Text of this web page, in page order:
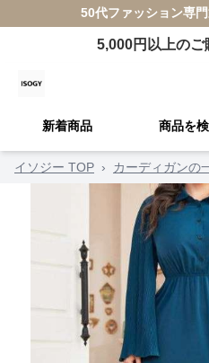
50代ファッション専
5,000円以上の
新着商品 商品を
イソジー TOP › カーディガンの